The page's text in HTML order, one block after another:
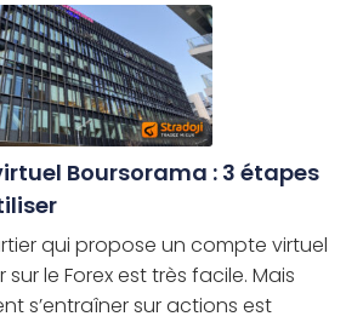
Boursorama : 3 étapes
qui propose un compte virtuel
sur le Forex est très facile. Mais
s’entraîner sur actions est